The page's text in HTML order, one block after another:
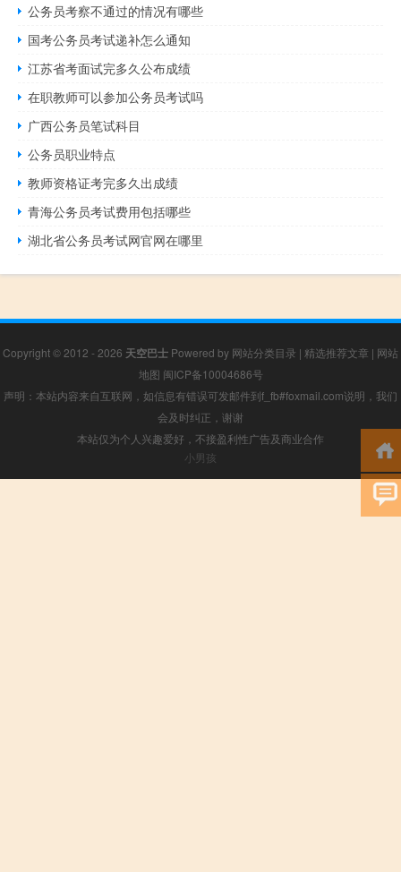
公务员考察不通过的情况有哪些
国考公务员考试递补怎么通知
江苏省考面试完多久公布成绩
在职教师可以参加公务员考试吗
广西公务员笔试科目
公务员职业特点
教师资格证考完多久出成绩
青海公务员考试费用包括哪些
湖北省公务员考试网官网在哪里
Copyright © 2012 - 2026 天空巴士 Powered by 网站分类目录 | 精选推荐文章 | 网站
地图 闽ICP备10004686号
声明：本站内容来自互联网，如信息有错误可发邮件到f_fb#foxmail.com说明，我们
会及时纠正，谢谢
本站仅为个人兴趣爱好，不接盈利性广告及商业合作
小男孩